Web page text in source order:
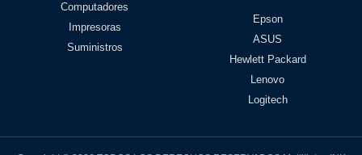
Computadores
Impresoras
Suministros
Epson
ASUS
Hewlett Packard
Lenovo
Logitech